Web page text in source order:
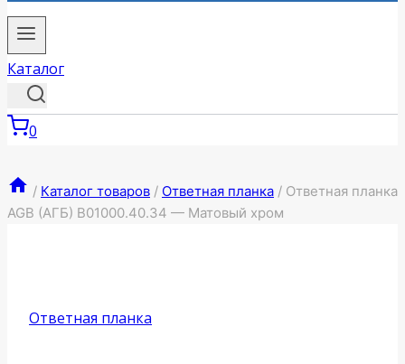
Каталог
0
/ Каталог товаров / Ответная планка / Ответная планка
AGB (АГБ) B01000.40.34 — Матовый хром
Ответная планка